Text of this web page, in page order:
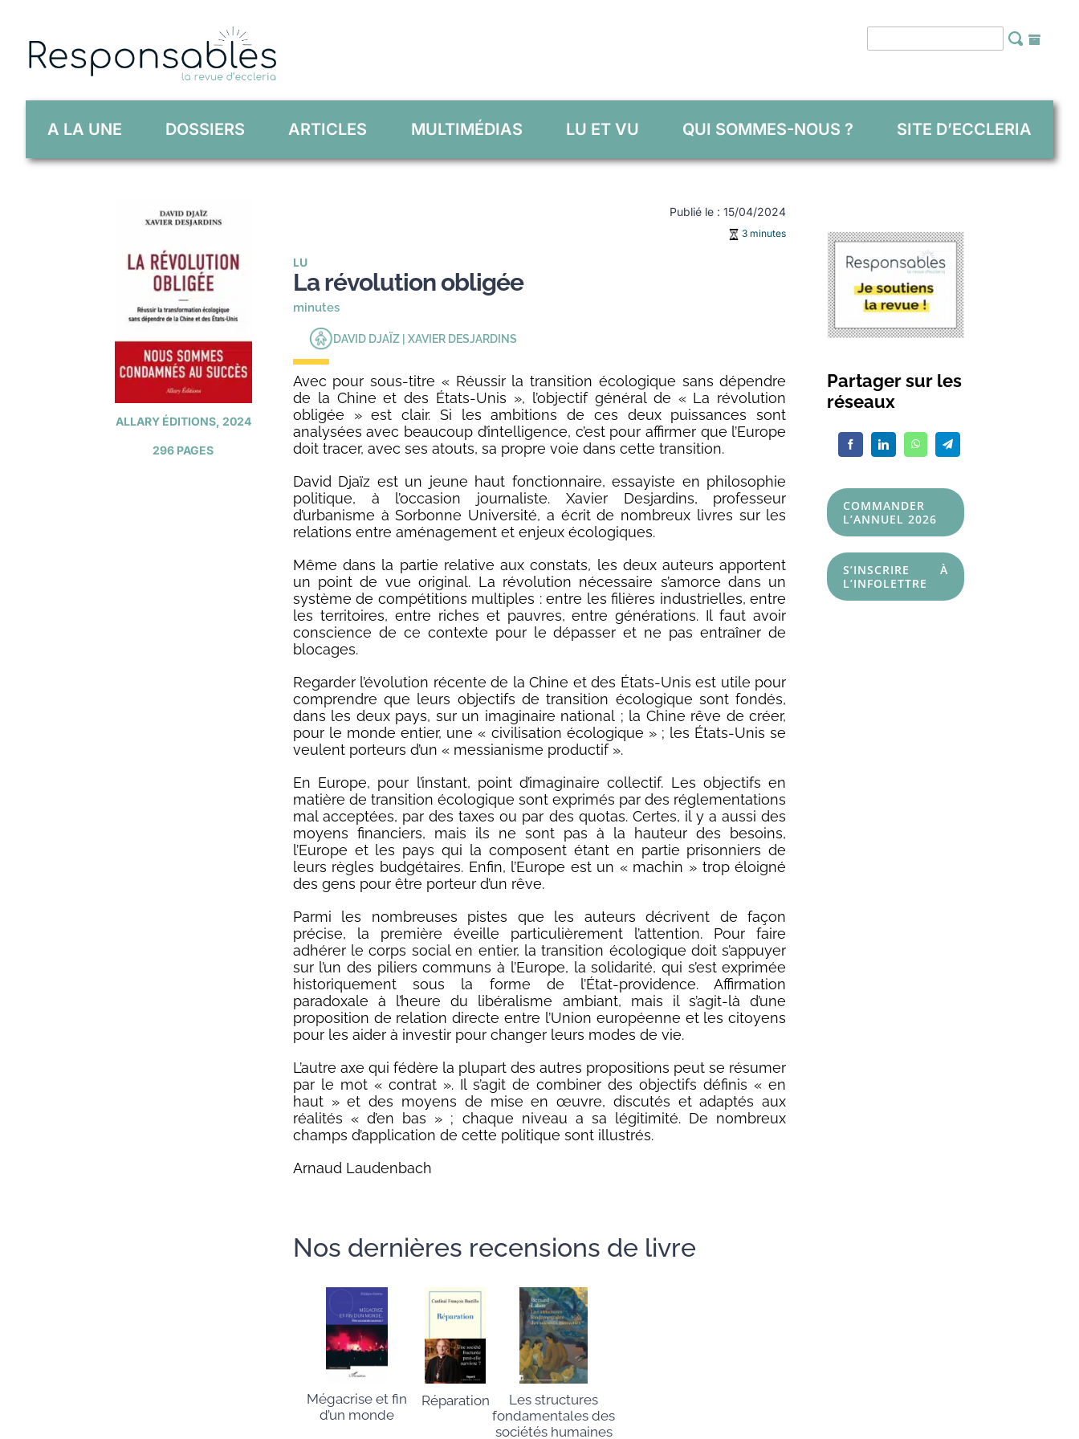
content
A LA UNE DOSSIERS ARTICLES MULTIMÉDIAS LU ET VU QUI SOMMES-NOUS ? SITE D’ECCLERIA
ALLARY ÉDITIONS, 2024
296 PAGES
Publié le : 15/04/2024
3 minutes
LU
La révolution obligée
minutes
DAVID DJAÏZ | XAVIER DESJARDINS
Avec pour sous-titre « Réussir la transition écologique sans dépendre
de la Chine et des États-Unis », l’objectif général de « La révolution
obligée » est clair. Si les ambitions de ces deux puissances sont
analysées avec beaucoup d’intelligence, c’est pour affirmer que l’Europe
doit tracer, avec ses atouts, sa propre voie dans cette transition.
David Djaïz est un jeune haut fonctionnaire, essayiste en philosophie
politique, à l’occasion journaliste. Xavier Desjardins, professeur
d’urbanisme à Sorbonne Université, a écrit de nombreux livres sur les
relations entre aménagement et enjeux écologiques.
Même dans la partie relative aux constats, les deux auteurs apportent
un point de vue original. La révolution nécessaire s’amorce dans un
système de compétitions multiples : entre les filières industrielles, entre
les territoires, entre riches et pauvres, entre générations. Il faut avoir
conscience de ce contexte pour le dépasser et ne pas entraîner de
blocages.
Regarder l’évolution récente de la Chine et des États-Unis est utile pour
comprendre que leurs objectifs de transition écologique sont fondés,
dans les deux pays, sur un imaginaire national ; la Chine rêve de créer,
pour le monde entier, une « civilisation écologique » ; les États-Unis se
veulent porteurs d’un « messianisme productif ».
En Europe, pour l’instant, point d’imaginaire collectif. Les objectifs en
matière de transition écologique sont exprimés par des réglementations
mal acceptées, par des taxes ou par des quotas. Certes, il y a aussi des
moyens financiers, mais ils ne sont pas à la hauteur des besoins,
l’Europe et les pays qui la composent étant en partie prisonniers de
leurs règles budgétaires. Enfin, l’Europe est un « machin » trop éloigné
des gens pour être porteur d’un rêve.
Parmi les nombreuses pistes que les auteurs décrivent de façon
précise, la première éveille particulièrement l’attention. Pour faire
adhérer le corps social en entier, la transition écologique doit s’appuyer
sur l’un des piliers communs à l’Europe, la solidarité, qui s’est exprimée
historiquement sous la forme de l’État-providence. Affirmation
paradoxale à l’heure du libéralisme ambiant, mais il s’agit-là d’une
proposition de relation directe entre l’Union européenne et les citoyens
pour les aider à investir pour changer leurs modes de vie.
L’autre axe qui fédère la plupart des autres propositions peut se résumer
par le mot « contrat ». Il s’agit de combiner des objectifs définis « en
haut » et des moyens de mise en œuvre, discutés et adaptés aux
réalités « d’en bas » ; chaque niveau a sa légitimité. De nombreux
champs d’application de cette politique sont illustrés.
Arnaud Laudenbach
Nos dernières recensions de livre
Mégacrise et fin
d’un monde
Réparation
Les structures
fondamentales des
sociétés humaines
Partager sur les
réseaux
COMMANDER
L’ANNUEL 2026
S’INSCRIRE À
L’INFOLETTRE